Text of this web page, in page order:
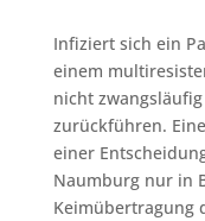
Infiziert sich ein
einem
nicht
zurückführen.
einer
Naumburg nur in
Keimübertragung